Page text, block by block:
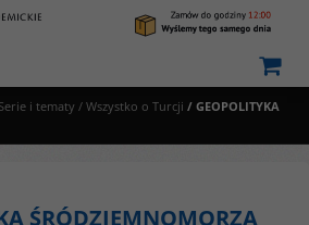
Serie i tematy / Wszystko o Turcji / GEOPOLITYKA
ŚRÓDZIEMNOMORZA